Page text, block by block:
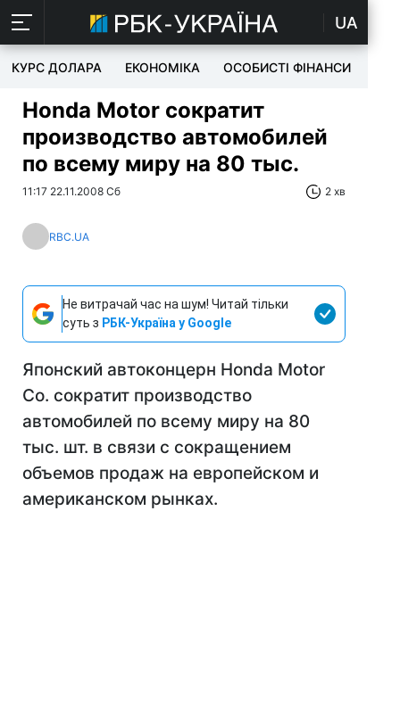
UA
КУРС ДОЛАРА ЕКОНОМІКА ОСОБИСТІ ФІНАНСИ
Honda Motor сократит
производство автомобилей
по всему миру на 80 тыс.
11:17 22.11.2008 Сб 2 хв
RBC.UA
Не витрачай час на шум! Читай тільки
суть з РБК-Україна у Google
Японский автоконцерн Honda Motor
Co. сократит производство
автомобилей по всему миру на 80
тыс. шт. в связи с сокращением
объемов продаж на европейском и
американском рынках.